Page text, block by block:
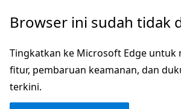
Lompati
konten
utama
Lewati
navigasi
dalam
halaman
Browser ini sudah tidak
Tingkatkan ke Microsoft Edge untuk
fitur, pembaruan keamanan, dan
terkini.